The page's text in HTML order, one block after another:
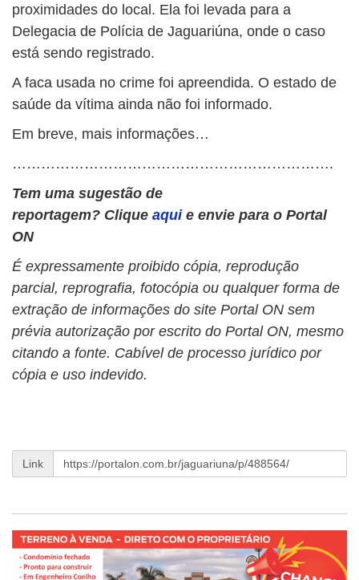
proximidades do local. Ela foi levada para a
Delegacia de Polícia de Jaguariúna, onde o caso
está sendo registrado.
A faca usada no crime foi apreendida. O estado de
saúde da vítima ainda não foi informado.
Em breve, mais informações…
………………………………………………………….
Tem uma sugestão de
reportagem? Clique aqui e envie para o Portal
ON
É expressamente proibido cópia, reprodução
parcial, reprografia, fotocópia ou qualquer forma de
extração de informações do site Portal ON sem
prévia autorização por escrito do Portal ON, mesmo
citando a fonte. Cabível de processo jurídico por
cópia e uso indevido.
Link